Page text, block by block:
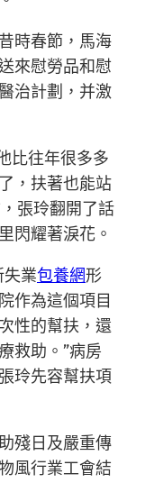
時春節，馬海
來慰勞品和慰
治計劃，并激
比往年很多多
，扶著也能站
張玲翻開了話
閃耀著淚花。
失業包養網形
作為這個項目
性的幫扶，還
救助。”病房
玲先容幫扶項
殘日及嚴重傳
風行業工會結